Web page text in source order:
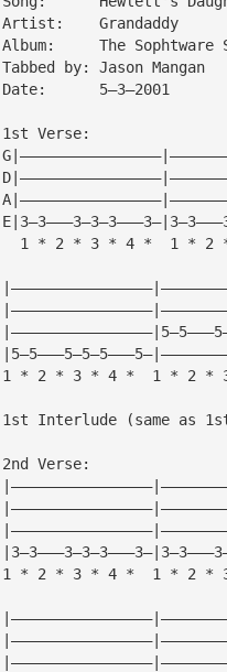
Artist:    Grandaddy
Album:     The Sophtware
Tabbed by: Jason Mangan
Date:      5—3—2001
1st Verse:
1 * 2 * 3 * 4 *  1 * 2
1 * 2 * 3 * 4 *  1 * 2 *
1st Interlude (same as
2nd Verse:
1 * 2 * 3 * 4 *  1 * 2 *